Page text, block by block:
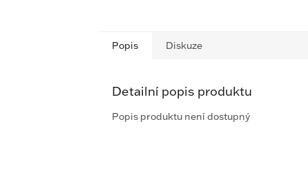
Popis Diskuze
Detailní popis produktu
Popis produktu není dostupný